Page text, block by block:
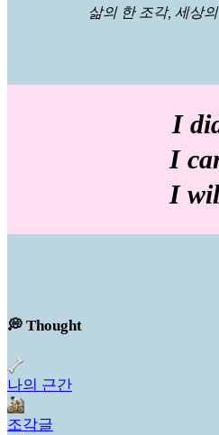
삶의 한 조각, 세상
I
I
I
💭 Thought
나의 근간
조각글